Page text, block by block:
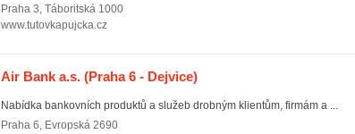
Praha 3, Táboritská 1000
www.tutovkapujcka.cz
Air Bank a.s. (Praha 6 - Dejvice)
Nabídka bankovních produktů a služeb drobným klientům, firmám a ...
Praha 6, Evropská 2690